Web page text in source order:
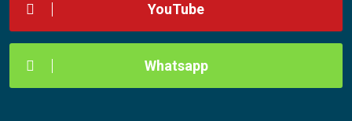
YouTube
Whatsapp